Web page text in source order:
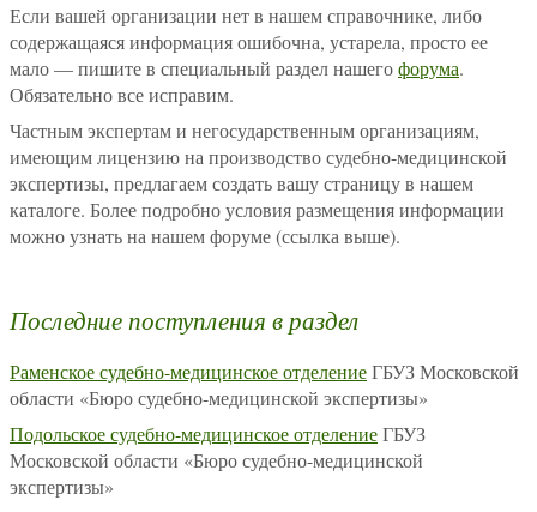
Если вашей организации нет в нашем справочнике, либо
содержащаяся информация ошибочна, устарела, просто ее
мало — пишите в специальный раздел нашегофорума.
Обязательно все исправим.
Частным экспертам и негосударственным организациям,
имеющим лицензию на производство судебно-медицинской
экспертизы, предлагаем создать вашу страницу в нашем
каталоге. Более подробно условия размещения информации
можно узнать на нашем форуме (ссылка выше).
Последние поступления в раздел
Раменское судебно-медицинское отделениеГБУЗ Московской
области «Бюро судебно-медицинской экспертизы»
Подольское судебно-медицинское отделениеГБУЗ
Московской области «Бюро судебно-медицинской
экспертизы»